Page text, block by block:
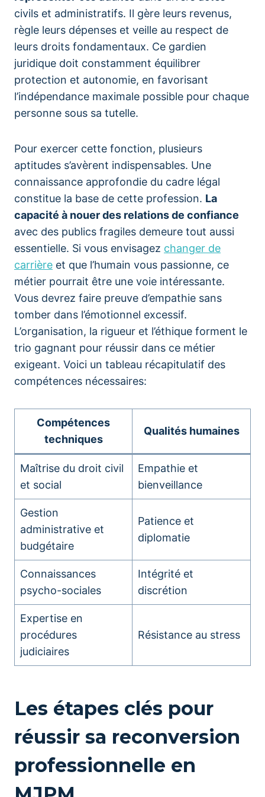
civils et administratifs. Il gère leurs revenus,
règle leurs dépenses et veille au respect de
leurs droits fondamentaux. Ce gardien
juridique doit constamment équilibrer
protection et autonomie, en favorisant
l’indépendance maximale possible pour chaque
personne sous sa tutelle.
Pour exercer cette fonction, plusieurs
aptitudes s’avèrent indispensables. Une
connaissance approfondie du cadre légal
constitue la base de cette profession. La
capacité à nouer des relations de confiance
avec des publics fragiles demeure tout aussi
essentielle. Si vous envisagez changer de
carrière et que l’humain vous passionne, ce
métier pourrait être une voie intéressante.
Vous devrez faire preuve d’empathie sans
tomber dans l’émotionnel excessif.
L’organisation, la rigueur et l’éthique forment le
trio gagnant pour réussir dans ce métier
exigeant. Voici un tableau récapitulatif des
compétences nécessaires:
Compétences
techniques
Qualités humaines
Maîtrise du droit civil
et social
Empathie et
bienveillance
Gestion
administrative et
budgétaire
Patience et
diplomatie
Connaissances
psycho-sociales
Intégrité et
discrétion
Expertise en
procédures
judiciaires
Résistance au stress
Les étapes clés pour
réussir sa reconversion
professionnelle en